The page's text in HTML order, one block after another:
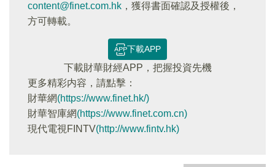
content@finet.com.hk ，獲得書面確認及授權後，
方可轉載。
下載APP
下載財華財經APP，把握投資先機
更多精彩内容，請點擊：
財華網(https://www.finet.hk/)
財華智庫網(https://www.finet.com.cn)
現代電視FINTV(http://www.fintv.hk)